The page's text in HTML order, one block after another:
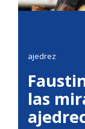
ajedrez
las